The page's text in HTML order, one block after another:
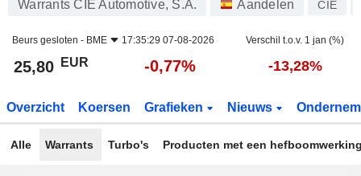
Warrants CIE Automotive, S.A. Aandelen CIE
Beurs gesloten - BME 17:35:29 07-08-2026 Verschil t.o.v. 1 jan (%)
25,80 EUR -0,77% -13,28%
Overzicht Koersen Grafieken Nieuws
Alle Warrants Turbo's Producten met een